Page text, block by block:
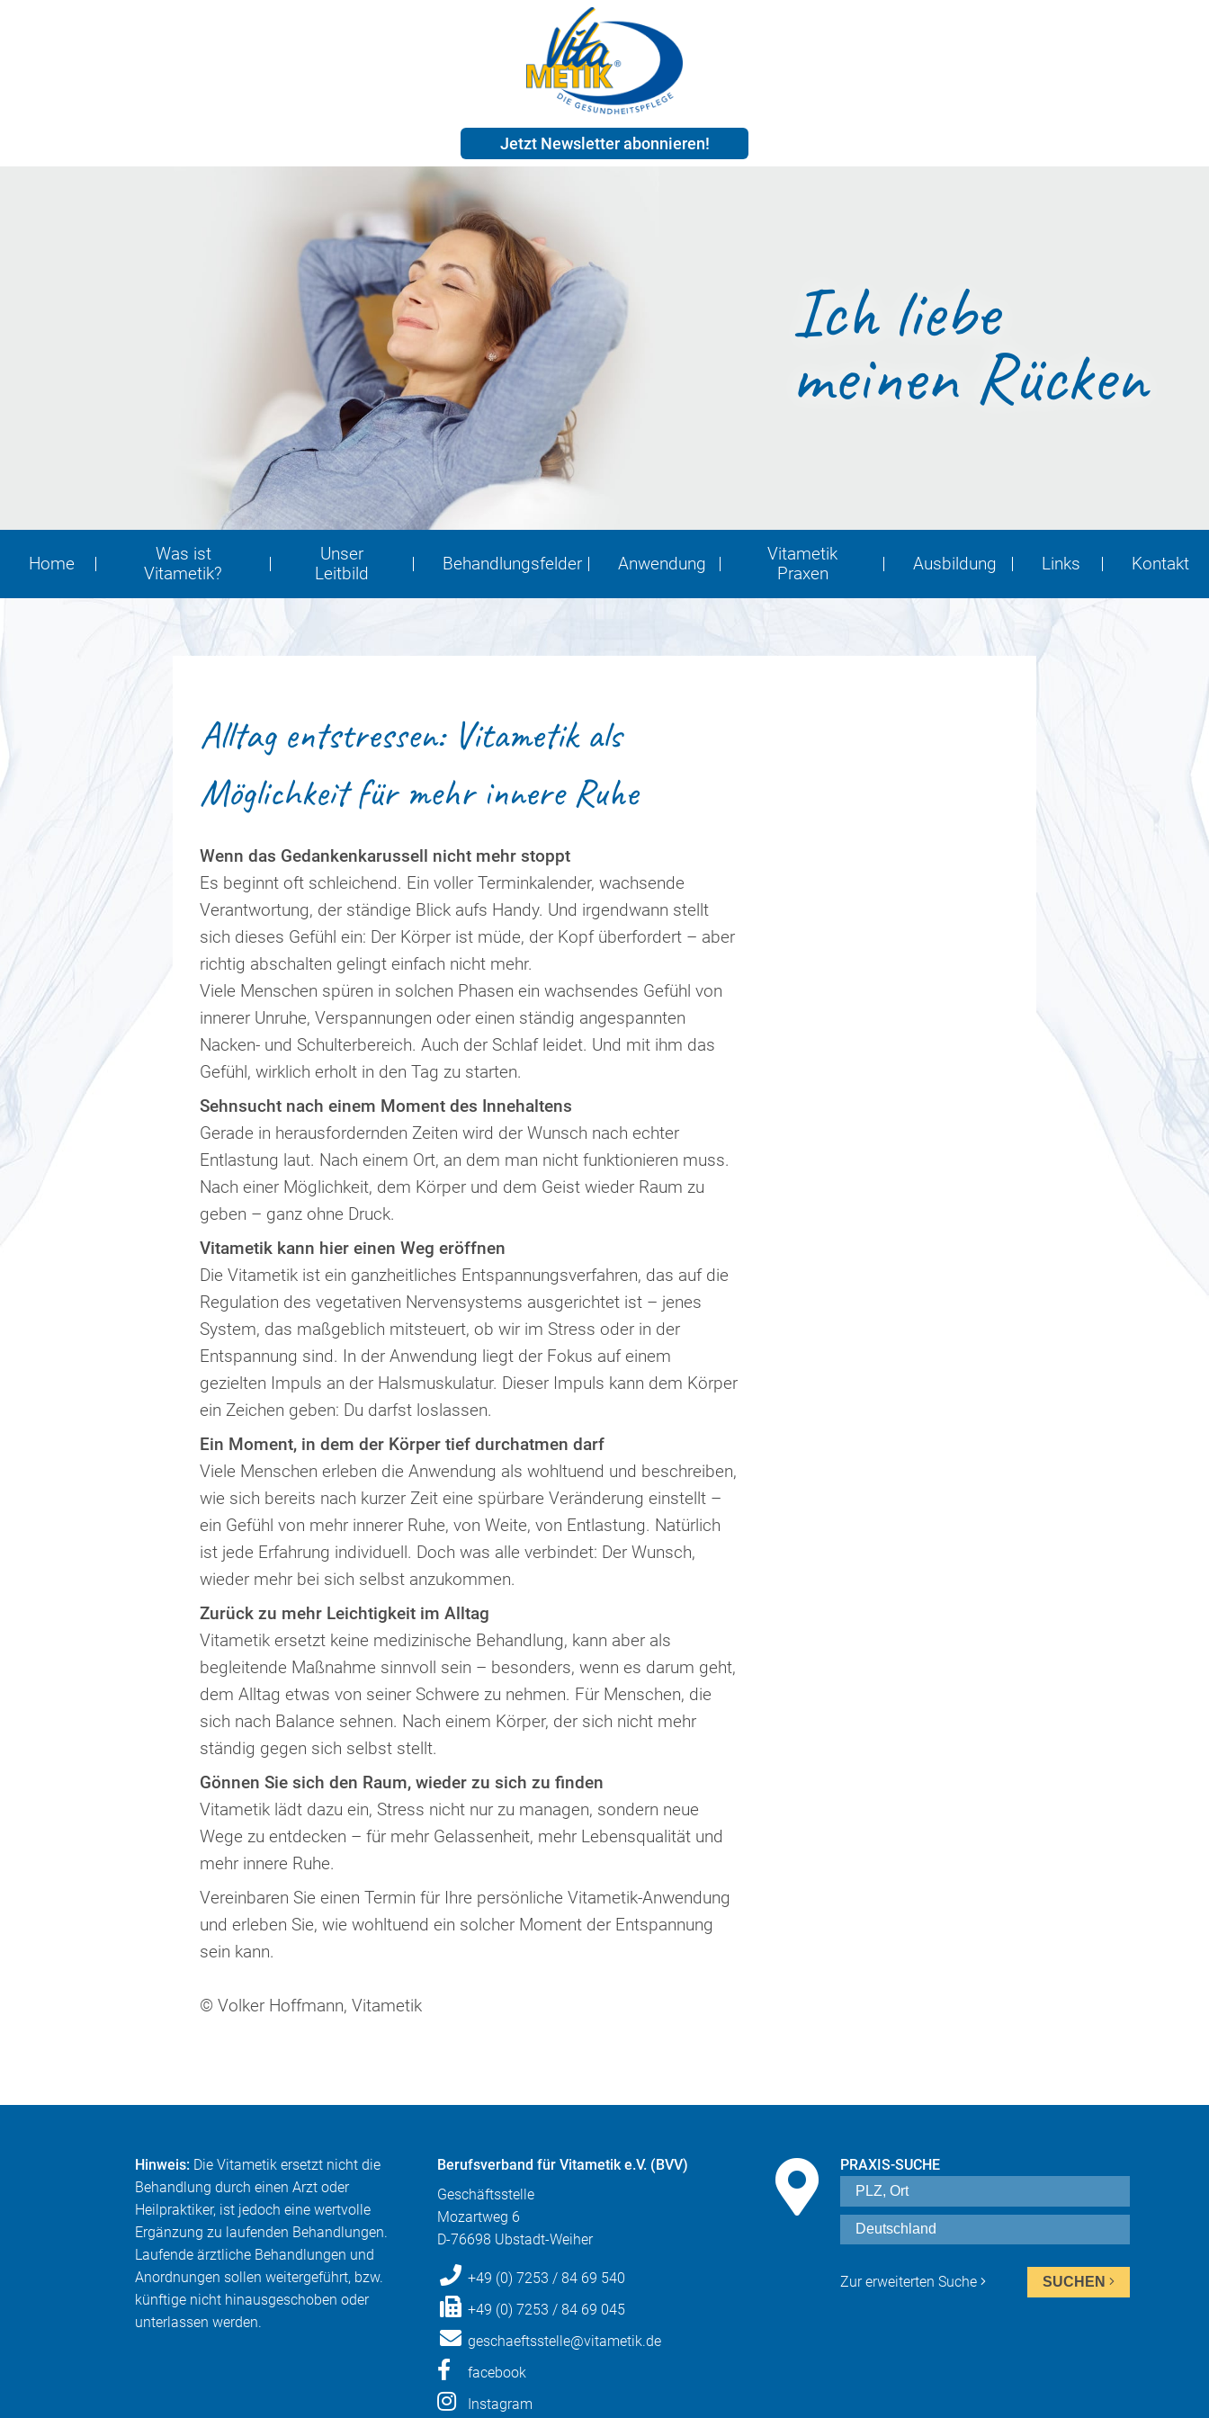
Jetzt Newsletter abonnieren!
Ich liebe
meinen Rücken
Home
Was ist
Vitametik?
Unser
Leitbild
Behandlungsfelder Anwendung
Vitametik
Praxen
Ausbildung Links Kontakt
Alltag entstressen: Vitametik als
Möglichkeit für mehr innere Ruhe
Wenn das Gedankenkarussell nicht mehr stoppt
Es beginnt oft schleichend. Ein voller Terminkalender, wachsende
Verantwortung, der ständige Blick aufs Handy. Und irgendwann stellt
sich dieses Gefühl ein: Der Körper ist müde, der Kopf überfordert – aber
richtig abschalten gelingt einfach nicht mehr.
Viele Menschen spüren in solchen Phasen ein wachsendes Gefühl von
innerer Unruhe, Verspannungen oder einen ständig angespannten
Nacken- und Schulterbereich. Auch der Schlaf leidet. Und mit ihm das
Gefühl, wirklich erholt in den Tag zu starten.
Sehnsucht nach einem Moment des Innehaltens
Gerade in herausfordernden Zeiten wird der Wunsch nach echter
Entlastung laut. Nach einem Ort, an dem man nicht funktionieren muss.
Nach einer Möglichkeit, dem Körper und dem Geist wieder Raum zu
geben – ganz ohne Druck.
Vitametik kann hier einen Weg eröffnen
Die Vitametik ist ein ganzheitliches Entspannungsverfahren, das auf die
Regulation des vegetativen Nervensystems ausgerichtet ist – jenes
System, das maßgeblich mitsteuert, ob wir im Stress oder in der
Entspannung sind. In der Anwendung liegt der Fokus auf einem
gezielten Impuls an der Halsmuskulatur. Dieser Impuls kann dem Körper
ein Zeichen geben: Du darfst loslassen.
Ein Moment, in dem der Körper tief durchatmen darf
Viele Menschen erleben die Anwendung als wohltuend und beschreiben,
wie sich bereits nach kurzer Zeit eine spürbare Veränderung einstellt –
ein Gefühl von mehr innerer Ruhe, von Weite, von Entlastung. Natürlich
ist jede Erfahrung individuell. Doch was alle verbindet: Der Wunsch,
wieder mehr bei sich selbst anzukommen.
Zurück zu mehr Leichtigkeit im Alltag
Vitametik ersetzt keine medizinische Behandlung, kann aber als
begleitende Maßnahme sinnvoll sein – besonders, wenn es darum geht,
dem Alltag etwas von seiner Schwere zu nehmen. Für Menschen, die
sich nach Balance sehnen. Nach einem Körper, der sich nicht mehr
ständig gegen sich selbst stellt.
Gönnen Sie sich den Raum, wieder zu sich zu finden
Vitametik lädt dazu ein, Stress nicht nur zu managen, sondern neue
Wege zu entdecken – für mehr Gelassenheit, mehr Lebensqualität und
mehr innere Ruhe.
Vereinbaren Sie einen Termin für Ihre persönliche Vitametik-Anwendung
und erleben Sie, wie wohltuend ein solcher Moment der Entspannung
sein kann.
© Volker Hoffmann, Vitametik
Hinweis: Die Vitametik ersetzt nicht die
Behandlung durch einen Arzt oder
Heilpraktiker, ist jedoch eine wertvolle
Ergänzung zu laufenden Behandlungen.
Laufende ärztliche Behandlungen und
Anordnungen sollen weitergeführt, bzw.
künftige nicht hinausgeschoben oder
unterlassen werden.
Berufsverband für Vitametik e.V. (BVV)
Geschäftsstelle
Mozartweg 6
D-76698 Ubstadt-Weiher
+49 (0) 7253 / 84 69 540
+49 (0) 7253 / 84 69 045
geschaeftsstelle@vitametik.de
facebook
Instagram
PRAXIS-SUCHE
Zur erweiterten Suche SUCHEN